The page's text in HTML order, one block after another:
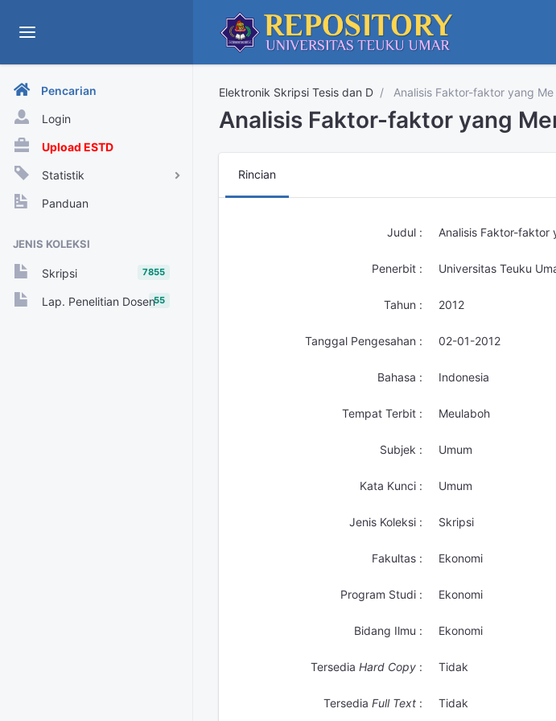
Pencarian
Login
Upload ESTD
Statistik
View Harian
Rekap View Bulanan
Rekap View Harian
Panduan
JENIS KOLEKSI
Skripsi 7855
Lap. Penelitian Dosen55
Elektronik Skripsi Tesis dan D Analisis Faktor-faktor yang Me
Analisis Faktor-faktor yang
Rincian
Judul : Analisis Faktor-faktor
Penerbit : Universitas Teuku
Tahun : 2012
Tanggal Pengesahan : 02-01-2012
Bahasa : Indonesia
Tempat Terbit : Meulaboh
Subjek : Umum
Kata Kunci : Umum
Jenis Koleksi : Skripsi
Fakultas : Ekonomi
Program Studi : Ekonomi
Bidang Ilmu : Ekonomi
Tersedia Hard Copy : Tidak
Tersedia Full Text : Tidak